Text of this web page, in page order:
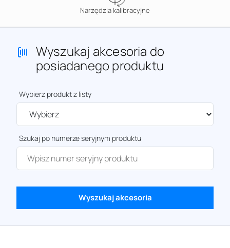
Narzędzia kalibracyjne
Wyszukaj akcesoria do
posiadanego produktu
Wybierz produkt z listy
Szukaj po numerze seryjnym produktu